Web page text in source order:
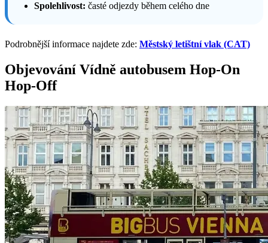
Spolehlivost: časté odjezdy během celého dne
Podrobnější informace najdete zde: Městský letištní vlak (CAT)
Objevování Vídně autobusem Hop-On
Hop-Off